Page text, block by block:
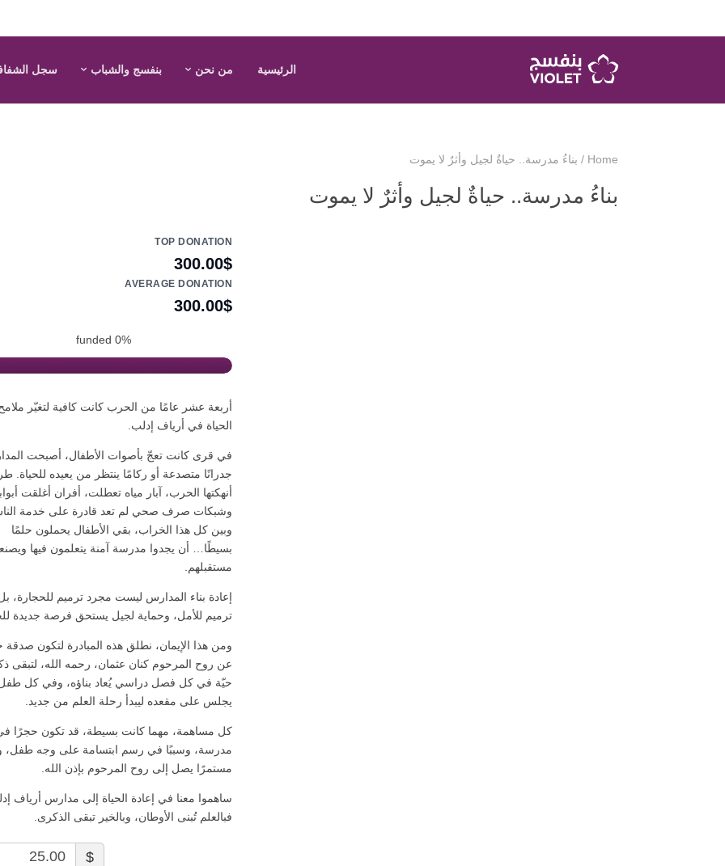
الرئيسية من نحن بنفسج والشباب سجل
Home
/ بناءُ مدرسة.. حياةٌ لجيل وأثرٌ لا يموت
بناءُ مدرسة.. حياةٌ لجيل وأثرٌ لا يموت
TOP DONATION
300.00$
AVERAGE DONATION
300.00$
0%
أربعة عشر عامًا من الحرب كانت كافية لتغيّر
الحياة في أرياف إدلب.
في قرى كانت تعجّ بأصوات الأطفال، أصبحت
جدرانًا متصدعة أو ركامًا ينتظر من يعيده للحياة.
أنهكتها الحرب، آبار مياه تعطلت، أفران أغلقت
وشبكات صرف صحي لم تعد قادرة على خدمة
وبين كل هذا الخراب، بقي الأطفال يحملون حلمًا
بسيطًا… أن يجدوا مدرسة آمنة يتعلمون فيها
مستقبلهم.
إعادة بناء المدارس ليست مجرد ترميم للحجارة،
ترميم للأمل، وحماية لجيل يستحق فرصة جديدة
ومن هذا الإيمان، نطلق هذه المبادرة لتكون صدقة
عن روح المرحوم كنان عثمان، رحمه الله، لتبقى
حيّة في كل فصل دراسي يُعاد بناؤه، وفي كل
يجلس على مقعده ليبدأ رحلة العلم من جديد.
كل مساهمة، مهما كانت بسيطة، قد تكون حجرًا في
مدرسة، وسببًا في رسم ابتسامة على وجه طفل،
مستمرًا يصل إلى روح المرحوم بإذن الله.
ساهموا معنا في إعادة الحياة إلى مدارس أرياف
فبالعلم تُبنى الأوطان، وبالخير تبقى الذكرى.
$